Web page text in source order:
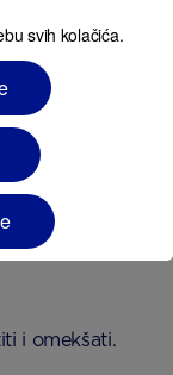
dovoljno
oči
to bi trebalo
života⁷.
i omekšati.
svih kolačića.